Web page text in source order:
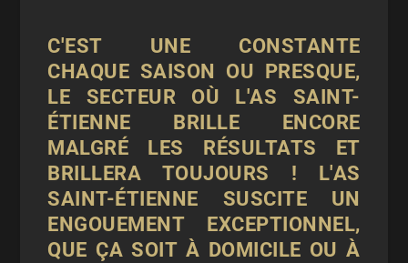
C'EST UNE CONSTANTE
CHAQUE SAISON OU PRESQUE,
LE SECTEUR OÙ L'AS SAINT-
ÉTIENNE BRILLE ENCORE
MALGRÉ LES RÉSULTATS ET
BRILLERA TOUJOURS ! L'AS
SAINT-ÉTIENNE SUSCITE UN
ENGOUEMENT EXCEPTIONNEL,
QUE ÇA SOIT À DOMICILE OU À